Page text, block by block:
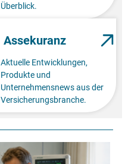
Überblick.
Assekuranz
Aktuelle Entwicklungen,
Produkte und
Unternehmensnews aus der
Versicherungsbranche.